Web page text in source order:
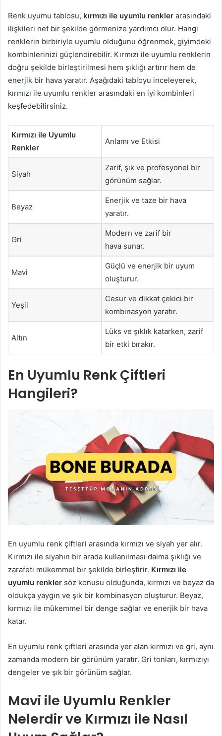
Renk uyumu tablosu, kırmızı ile uyumlu renkler arasındaki
ilişkileri net bir şekilde görmenize yardımcı olur. Hangi
renklerin birbiriyle uyumlu olduğunu öğrenmek, giyimdeki
kombinlerinizi güçlendirebilir. Kırmızı ile uyumlu renklerin
doğru şekilde birleştirilmesi hem şıklığı artırır hem de
enerjik bir hava yaratır. Aşağıdaki tabloyu inceleyerek,
kırmızı ile uyumlu renkler arasındaki en iyi kombinleri
keşfedebilirsiniz.
Kırmızı ile Uyumlu
Renkler
Anlamı ve Etkisi
Siyah
Zarif, şık ve profesyonel bir
görünüm sağlar.
Beyaz
Enerjik ve taze bir hava
yaratır.
Gri
Modern ve zarif bir
hava sunar.
Mavi
Güçlü ve enerjik bir uyum
oluşturur.
Yeşil
Cesur ve dikkat çekici bir
kombinasyon yaratır.
Altın
Lüks ve şıklık katarken, zarif
bir etki bırakır.
En Uyumlu Renk Çiftleri
Hangileri?
En uyumlu renk çiftleri arasında kırmızı ve siyah yer alır.
Kırmızı ile siyahın bir arada kullanılması daima şıklığı ve
zarafeti mükemmel bir şekilde birleştirir. Kırmızı ile
uyumlu renkler söz konusu olduğunda, kırmızı ve beyaz da
oldukça yaygın ve şık bir kombinasyon oluşturur. Beyaz,
kırmızı ile mükemmel bir denge sağlar ve enerjik bir hava
katar.
En uyumlu renk çiftleri arasında yer alan kırmızı ve gri, aynı
zamanda modern bir görünüm yaratır. Gri tonları, kırmızıyı
dengeler ve şık bir görünüm sağlar.
Mavi ile Uyumlu Renkler
Nelerdir ve Kırmızı ile Nasıl